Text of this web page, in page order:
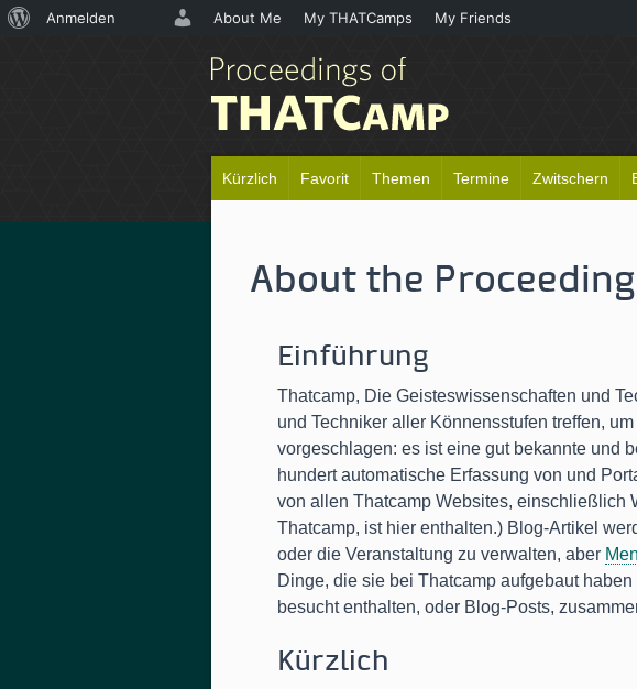
Kürzlich Favorit Themen Termine Zwitschern
About the
Einführung
Thatcamp, Die Geisteswissenschaften und
und Techniker aller Könnensstufen treffen,
vorgeschlagen: es ist eine gut bekannte und
hundert automatische Erfassung von und
von allen Thatcamp Websites, einschließlich
Thatcamp, ist hier enthalten.) Blog-Artikel
oder die Veranstaltung zu verwalten, aber
Dinge, die sie bei Thatcamp aufgebaut
besucht enthalten, oder Blog-Posts,
Kürzlich
Über
Anmelden About Me My THATCamps My Friends